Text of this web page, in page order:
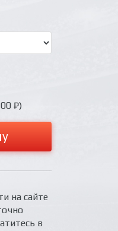
₽)
на сайте
в